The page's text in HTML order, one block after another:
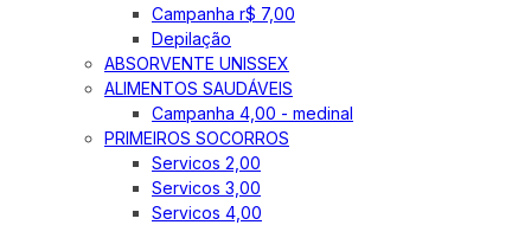
Campanha r$ 7,00
Depilação
ABSORVENTE UNISSEX
ALIMENTOS SAUDÁVEIS
Campanha 4,00 - medinal
PRIMEIROS SOCORROS
Servicos 2,00
Servicos 3,00
Servicos 4,00